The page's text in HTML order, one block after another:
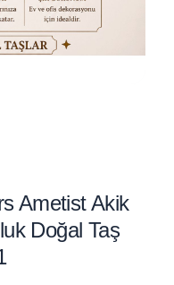
Ametist Akik
Doğal Taş